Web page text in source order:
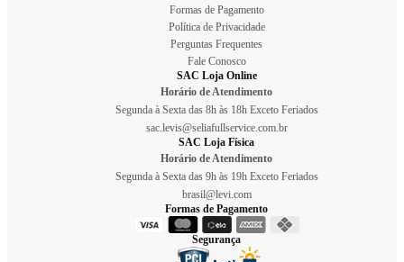
Formas de Pagamento
Política de Privacidade
Perguntas Frequentes
Fale Conosco
SAC Loja Online
Horário de Atendimento
Segunda à Sexta das 8h às 18h Exceto Feriados
sac.levis@seliafullservice.com.br
SAC Loja Física
Horário de Atendimento
Segunda à Sexta das 9h às 19h Exceto Feriados
brasil@levi.com
Formas de Pagamento
Segurança